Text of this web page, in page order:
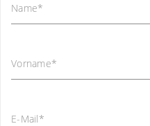
Name*
Vorname*
E-Mail*